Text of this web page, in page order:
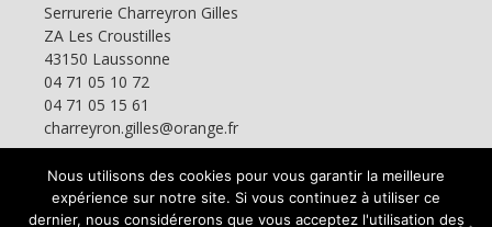
Serrurerie Charreyron Gilles
ZA Les Croustilles
43150 Laussonne
04 71 05 10 72
04 71 05 15 61
charreyron.gilles@orange.fr
Nous utilisons des cookies pour vous garantir la meilleure
expérience sur notre site. Si vous continuez à utiliser ce
dernier, nous considérerons que vous acceptez l'utilisation des